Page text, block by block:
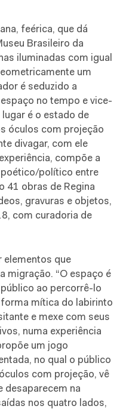
feérica, que dá
Brasileiro da
iluminadas com igual
um
é seduzido a
no tempo e vice-
é o estado de
óculos com projeção
divagar, com ele
compõe a
político entre
41 obras de Regina
gravuras e objetos,
com curadoria de
elementos que
migração. “O espaço é
ao percorrê-lo
forma mítica do labirinto
e mexe com seus
numa experiência
um jogo
no qual o público
com projeção, vê
desaparecem na
nos quatro lados,